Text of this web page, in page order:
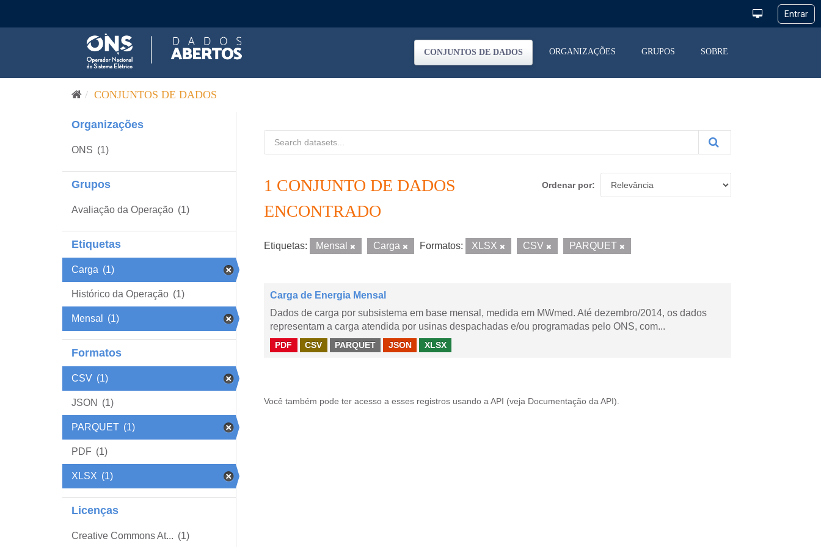
CONJUNTOS DE DADOS ORGANIZAÇÕES GRUPOS SOBRE
CONJUNTOS DE DADOS
Organizações
ONS (1)
Grupos
Avaliação da Operação (1)
Etiquetas
Carga (1)
Histórico da Operação (1)
Mensal (1)
Formatos
CSV (1)
JSON (1)
PARQUET (1)
PDF (1)
XLSX (1)
Licenças
Creative Commons At... (1)
Ordenar por
1 CONJUNTO DE DADOS
ENCONTRADO
Etiquetas: Mensal Carga Formatos: XLSX CSV PARQUET
Carga de Energia Mensal
Dados de carga por subsistema em base mensal, medida em MWmed. Até dezembro/2014, os dados
representam a carga atendida por usinas despachadas e/ou programadas pelo ONS, com...
PDF CSV PARQUET JSON XLSX
Você também pode ter acesso a esses registros usando a API (veja Documentação da API ).